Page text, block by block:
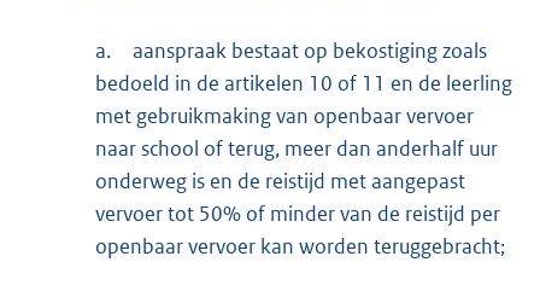
a.
aanspraak bestaat op bekostiging zoals
bedoeld in de artikelen 10 of 11 en de leerling
met gebruikmaking van openbaar vervoer
naar school of terug, meer dan anderhalf uur
onderweg is en de reistijd met aangepast
vervoer tot 50% of minder van de reistijd per
openbaar vervoer kan worden teruggebracht;